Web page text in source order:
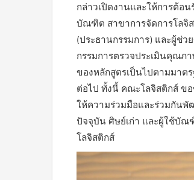
กล่าวเปิดงานและให้การต้อ
บัณฑิต สาขาการจัดการโลจิส
(ประธานกรรมการ) และผู้ช่ว
กรรมการตรวจประเมินคุณภ
ของหลักสูตรเป็นไปตามมาต
ต่อไป ทั้งนี้ คณะโลจิสติกส์ ข
ให้ความร่วมมือและร่วมกันพั
ปัจจุบัน ศิษย์เก่า และผู้ใช้บัณ
โลจิสติกส์